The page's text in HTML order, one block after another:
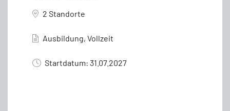
2 Standorte
Ausbildung, Vollzeit
Startdatum: 31.07.2027